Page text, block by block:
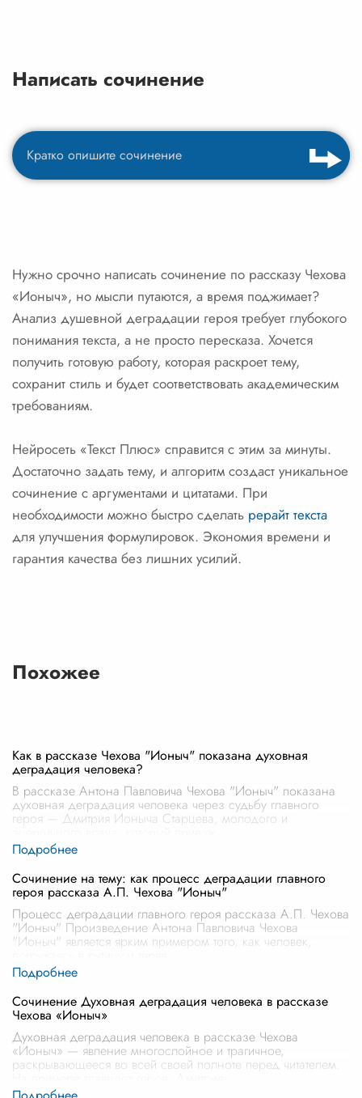
Написать сочинение
Нужно срочно написать сочинение по рассказу Чехова
«Ионыч», но мысли путаются, а время поджимает?
Анализ душевной деградации героя требует глубокого
понимания текста, а не просто пересказа. Хочется
получить готовую работу, которая раскроет тему,
сохранит стиль и будет соответствовать академическим
требованиям.
Нейросеть «Текст Плюс» справится с этим за минуты.
Достаточно задать тему, и алгоритм создаст уникальное
сочинение с аргументами и цитатами. При
необходимости можно быстро сделать рерайт текста
для улучшения формулировок. Экономия времени и
гарантия качества без лишних усилий.
Похожее
Как в рассказе Чехова "Ионыч" показана духовная
деградация человека?
В рассказе Антона Павловича Чехова "Ионыч" показана
духовная деградация человека через судьбу главного
героя — Дмитрия Ионыча Старцева, молодого и
Сочинение на тему: как процесс деградации главного
героя рассказа А.П. Чехова "Ионыч"
Процесс деградации главного героя рассказа А.П. Чехова
"Ионыч" Произведение Антона Павловича Чехова
"Ионыч" является ярким примером того, как человек,
Сочинение Духовная деградация человека в рассказе
Чехова «Ионыч»
Духовная деградация человека в рассказе Чехова
«Ионыч» — явление многослойное и трагичное,
раскрывающееся во всей своей полноте перед читателем.